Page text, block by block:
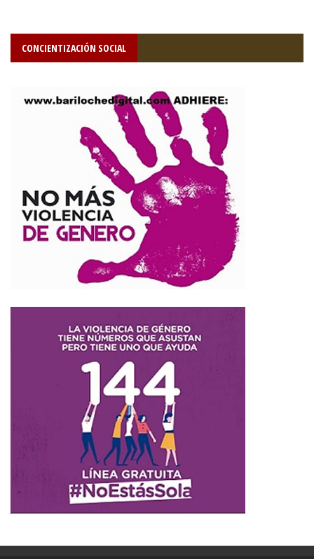
CONCIENTIZACIÓN SOCIAL